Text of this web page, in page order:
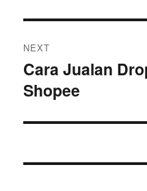
NEXT
Next
post:
Cara Jualan
Shopee